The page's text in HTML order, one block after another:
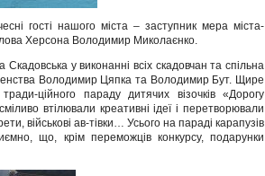
гості нашого міста – заступник мера міста-
Херсона Володимир Миколаєнко.
у виконанні всіх скадовчан та спільна
Володимир Цяпка та Володимир Бут. Щире
ційного параду дитячих візочків «Дорогу
втілювали креативні ідеї і перетворювали
військові ав-тівки… Усього на параді карапузів
що, крім переможців конкурсу, подарунки